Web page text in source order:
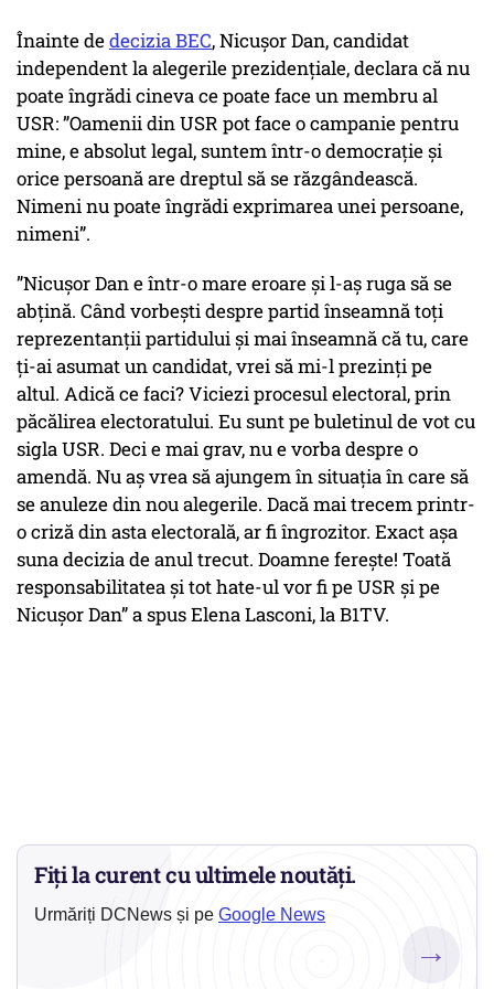
Înainte dedecizia BEC, Nicușor Dan, candidat
independent la alegerile prezidențiale, declara că nu
poate îngrădi cineva ce poate face un membru al
USR: ”Oamenii din USR pot face o campanie pentru
mine, e absolut legal, suntem într-o democrație și
orice persoană are dreptul să se răzgândească.
Nimeni nu poate îngrădi exprimarea unei persoane,
nimeni”.
”Nicușor Dan e într-o mare eroare și l-aș ruga să se
abțină. Când vorbești despre partid înseamnă toți
reprezentanții partidului și mai înseamnă că tu, care
ți-ai asumat un candidat, vrei să mi-l prezinți pe
altul. Adică ce faci? Viciezi procesul electoral, prin
păcălirea electoratului. Eu sunt pe buletinul de vot cu
sigla USR. Deci e mai grav, nu e vorba despre o
amendă. Nu aș vrea să ajungem în situația în care să
se anuleze din nou alegerile. Dacă mai trecem printr-
o criză din asta electorală, ar fi îngrozitor. Exact așa
suna decizia de anul trecut. Doamne ferește! Toată
responsabilitatea și tot hate-ul vor fi pe USR și pe
Nicușor Dan” a spus Elena Lasconi, la B1TV.
Fiți la curent cu ultimele noutăți.
Urmăriți DCNews și pe Google News
→